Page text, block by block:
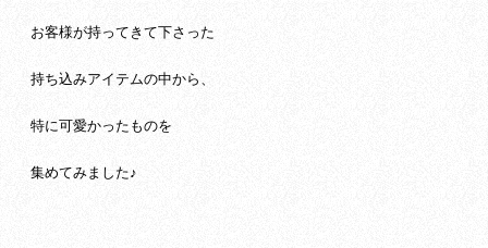
お客様が持ってきて下さった
持ち込みアイテムの中から、
特に可愛かったものを
集めてみました♪